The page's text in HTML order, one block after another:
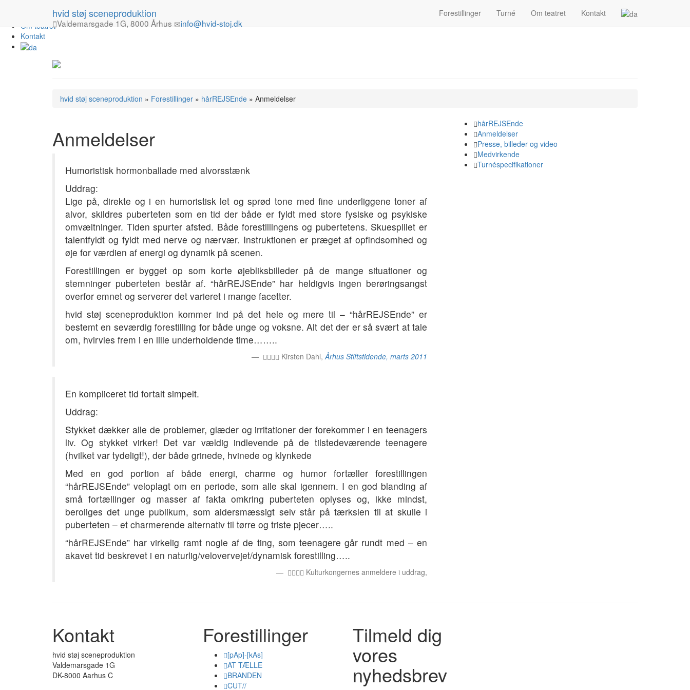
Om teatret
Kontakt
hvid støj sceneproduktion
Valdemarsgade 1G, 8000 Århus info@hvid-stoj.dk
Forestillinger Turné Om teatret Kontakt
hvid støj sceneproduktion » Forestillinger » hårREJSEnde » Anmeldelser
Anmeldelser
Humoristisk hormonballade med alvorsstænk
Uddrag:
Lige på, direkte og i en humoristisk let og sprød tone med fine underliggene toner af
alvor, skildres puberteten som en tid der både er fyldt med store fysiske og psykiske
omvæltninger. Tiden spurter afsted. Både forestillingens og pubertetens. Skuespillet er
talentfyldt og fyldt med nerve og nærvær. Instruktionen er præget af opfindsomhed og
øje for værdien af energi og dynamik på scenen.
Forestillingen er bygget op som korte øjebliksbilleder på de mange situationer og
stemninger puberteten består af. “hårREJSEnde” har heldigvis ingen berøringsangst
overfor emnet og serverer det varieret i mange facetter.
hvid støj sceneproduktion kommer ind på det hele og mere til – “hårREJSEnde” er
bestemt en seværdig forestilling for både unge og voksne. Alt det der er så svært at tale
om, hvirvles frem i en lille underholdende time……..
Kirsten Dahl, Århus Stiftstidende, marts 2011
En kompliceret tid fortalt simpelt.
Uddrag:
Stykket dækker alle de problemer, glæder og irritationer der forekommer i en teenagers
liv. Og stykket virker! Det var vældig indlevende på de tilstedeværende teenagere
(hvilket var tydeligt!), der både grinede, hvinede og klynkede
Med en god portion af både energi, charme og humor fortæller forestillingen
“hårREJSEnde” veloplagt om en periode, som alle skal igennem. I en god blanding af
små fortællinger og masser af fakta omkring puberteten oplyses og, ikke mindst,
beroliges det unge publikum, som aldersmæssigt selv står på tærkslen til at skulle i
puberteten – et charmerende alternativ til tørre og triste pjecer…..
“hårREJSEnde” har virkelig ramt nogle af de ting, som teenagere går rundt med – en
akavet tid beskrevet i en naturlig/velovervejet/dynamisk forestilling…..
Kulturkongernes anmeldere i uddrag,
hårREJSEnde
Anmeldelser
Presse, billeder og video
Medvirkende
Turnéspecifikationer
Kontakt
hvid støj sceneproduktion
Valdemarsgade 1G
DK-8000 Aarhus C
Forestillinger
[pAp]-[kAs]
AT TÆLLE
BRANDEN
CUT//
Tilmeld dig
vores
nyhedsbrev